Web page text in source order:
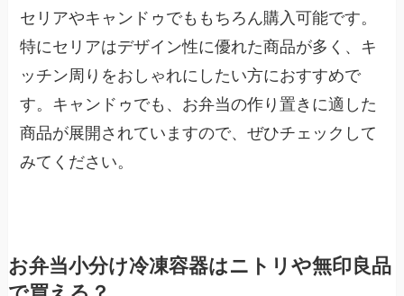
セリアやキャンドゥでももちろん購入可能です。
特にセリアはデザイン性に優れた商品が多く、キ
ッチン周りをおしゃれにしたい方におすすめで
す。キャンドゥでも、お弁当の作り置きに適した
商品が展開されていますので、ぜひチェックして
みてください。
お弁当小分け冷凍容器はニトリや無印良品